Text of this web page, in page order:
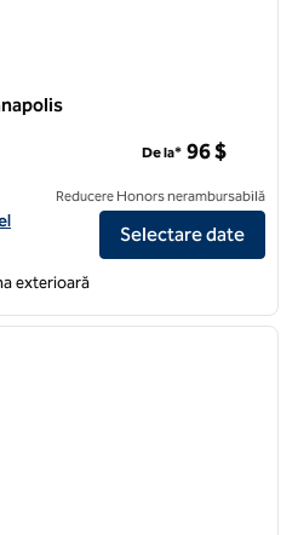
Inn & Suites Annapolis
De la* 96 $
Reducere Honors nerambursabilă
Selectare date
exterioară